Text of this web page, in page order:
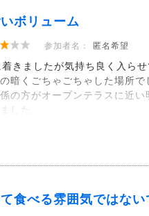
ボリューム
参加者名： 匿名希望
きましたが気持ち良く入ら
暗くごちゃごちゃした場所で
の方がオープンテラスに近い
した。
食べる雰囲気ではない